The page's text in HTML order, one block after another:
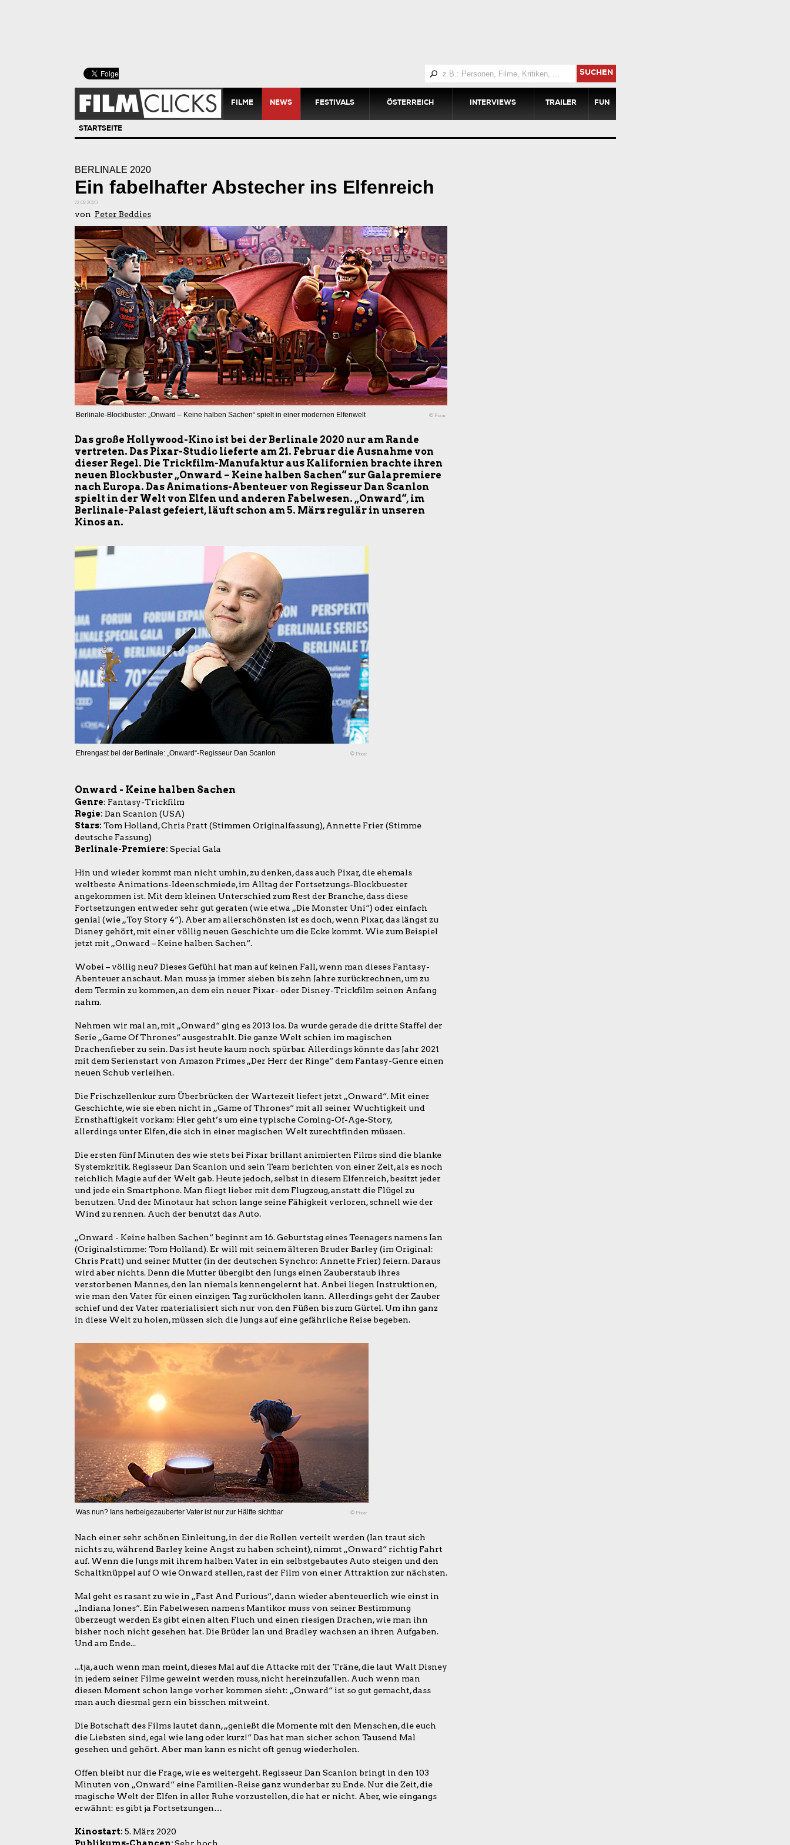
SUCHEN
FILME NEWS FESTIVALS ÖSTERREICH INTERVIEWS TRAILER FUN
STARTSEITE
BERLINALE 2020
Ein fabelhafter Abstecher ins Elfenreich
22.02.2020
von Peter Beddies
Berlinale-Blockbuster: „Onward – Keine halben Sachen“ spielt in einer modernen Elfenwelt © Pixar
Das große Hollywood-Kino ist bei der Berlinale 2020 nur am Rande
vertreten. Das Pixar-Studio lieferte am 21. Februar die Ausnahme von
dieser Regel. Die Trickfilm-Manufaktur aus Kalifornien brachte ihren
neuen Blockbuster „Onward – Keine halben Sachen“ zur Galapremiere
nach Europa. Das Animations-Abenteuer von Regisseur Dan Scanlon
spielt in der Welt von Elfen und anderen Fabelwesen. „Onward“, im
Berlinale-Palast gefeiert, läuft schon am 5. März regulär in unseren
Kinos an.
Ehrengast bei der Berlinale: „Onward“-Regisseur Dan Scanlon © Pixar
Onward - Keine halben Sachen
Genre: Fantasy-Trickfilm
Regie: Dan Scanlon (USA)
Stars: Tom Holland, Chris Pratt (Stimmen Originalfassung), Annette Frier (Stimme
deutsche Fassung)
Berlinale-Premiere: Special Gala
Hin und wieder kommt man nicht umhin, zu denken, dass auch Pixar, die ehemals
weltbeste Animations-Ideenschmiede, im Alltag der Fortsetzungs-Blockbuester
angekommen ist. Mit dem kleinen Unterschied zum Rest der Branche, dass diese
Fortsetzungen entweder sehr gut geraten (wie etwa „Die Monster Uni“) oder einfach
genial (wie „Toy Story 4“). Aber am allerschönsten ist es doch, wenn Pixar, das längst zu
Disney gehört, mit einer völlig neuen Geschichte um die Ecke kommt. Wie zum Beispiel
jetzt mit „Onward – Keine halben Sachen“.
Wobei – völlig neu? Dieses Gefühl hat man auf keinen Fall, wenn man dieses Fantasy-
Abenteuer anschaut. Man muss ja immer sieben bis zehn Jahre zurückrechnen, um zu
dem Termin zu kommen, an dem ein neuer Pixar- oder Disney-Trickfilm seinen Anfang
nahm.
Nehmen wir mal an, mit „Onward“ ging es 2013 los. Da wurde gerade die dritte Staffel der
Serie „Game Of Thrones“ ausgestrahlt. Die ganze Welt schien im magischen
Drachenfieber zu sein. Das ist heute kaum noch spürbar. Allerdings könnte das Jahr 2021
mit dem Serienstart von Amazon Primes „Der Herr der Ringe“ dem Fantasy-Genre einen
neuen Schub verleihen.
Die Frischzellenkur zum Überbrücken der Wartezeit liefert jetzt „Onward“. Mit einer
Geschichte, wie sie eben nicht in „Game of Thrones“ mit all seiner Wuchtigkeit und
Ernsthaftigkeit vorkam: Hier geht’s um eine typische Coming-Of-Age-Story,
allerdings unter Elfen, die sich in einer magischen Welt zurechtfinden müssen.
Die ersten fünf Minuten des wie stets bei Pixar brillant animierten Films sind die blanke
Systemkritik. Regisseur Dan Scanlon und sein Team berichten von einer Zeit, als es noch
reichlich Magie auf der Welt gab. Heute jedoch, selbst in diesem Elfenreich, besitzt jeder
und jede ein Smartphone. Man fliegt lieber mit dem Flugzeug, anstatt die Flügel zu
benutzen. Und der Minotaur hat schon lange seine Fähigkeit verloren, schnell wie der
Wind zu rennen. Auch der benutzt das Auto.
„Onward - Keine halben Sachen“ beginnt am 16. Geburtstag eines Teenagers namens Ian
(Originalstimme: Tom Holland). Er will mit seinem älteren Bruder Barley (im Original:
Chris Pratt) und seiner Mutter (in der deutschen Synchro: Annette Frier) feiern. Daraus
wird aber nichts. Denn die Mutter übergibt den Jungs einen Zauberstaub ihres
verstorbenen Mannes, den Ian niemals kennengelernt hat. Anbei liegen Instruktionen,
wie man den Vater für einen einzigen Tag zurückholen kann. Allerdings geht der Zauber
schief und der Vater materialisiert sich nur von den Füßen bis zum Gürtel. Um ihn ganz
in diese Welt zu holen, müssen sich die Jungs auf eine gefährliche Reise begeben.
Was nun? Ians herbeigezauberter Vater ist nur zur Hälfte sichtbar © Pixar
Nach einer sehr schönen Einleitung, in der die Rollen verteilt werden (Ian traut sich
nichts zu, während Barley keine Angst zu haben scheint), nimmt „Onward“ richtig Fahrt
auf. Wenn die Jungs mit ihrem halben Vater in ein selbstgebautes Auto steigen und den
Schaltknüppel auf O wie Onward stellen, rast der Film von einer Attraktion zur nächsten.
Mal geht es rasant zu wie in „Fast And Furious“, dann wieder abenteuerlich wie einst in
„Indiana Jones“. Ein Fabelwesen namens Mantikor muss von seiner Bestimmung
überzeugt werden Es gibt einen alten Fluch und einen riesigen Drachen, wie man ihn
bisher noch nicht gesehen hat. Die Brüder Ian und Bradley wachsen an ihren Aufgaben.
Und am Ende...
...tja, auch wenn man meint, dieses Mal auf die Attacke mit der Träne, die laut Walt Disney
in jedem seiner Filme geweint werden muss, nicht hereinzufallen. Auch wenn man
diesen Moment schon lange vorher kommen sieht: „Onward“ ist so gut gemacht, dass
man auch diesmal gern ein bisschen mitweint.
Die Botschaft des Films lautet dann, „genießt die Momente mit den Menschen, die euch
die Liebsten sind, egal wie lang oder kurz!“ Das hat man sicher schon Tausend Mal
gesehen und gehört. Aber man kann es nicht oft genug wiederholen.
Offen bleibt nur die Frage, wie es weitergeht. Regisseur Dan Scanlon bringt in den 103
Minuten von „Onward“ eine Familien-Reise ganz wunderbar zu Ende. Nur die Zeit, die
magische Welt der Elfen in aller Ruhe vorzustellen, die hat er nicht. Aber, wie eingangs
erwähnt: es gibt ja Fortsetzungen…
Kinostart: 5. März 2020